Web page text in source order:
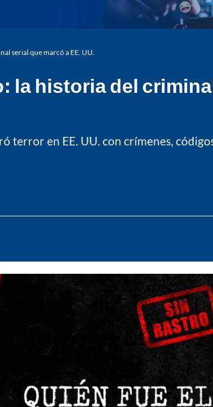
serial que marcó a EE. UU.
la historia del
terror en EE. UU. con crímenes,